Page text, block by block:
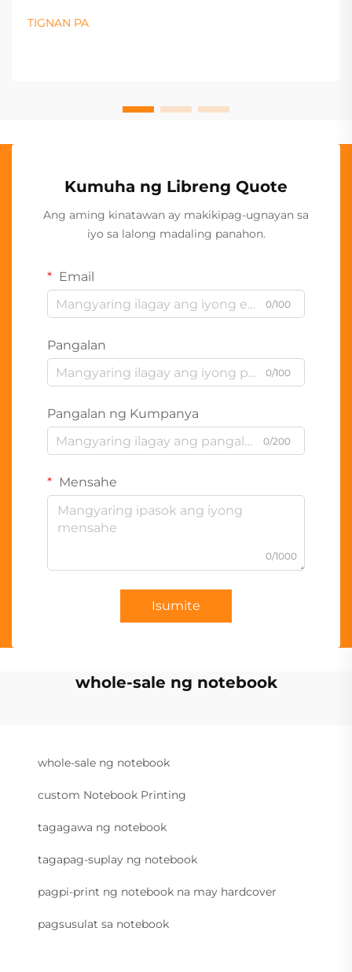
TIGNAN PA
Kumuha ng Libreng Quote
Ang aming kinatawan ay makikipag-ugnayan sa
iyo sa lalong madaling panahon.
Email
0/100
Pangalan
0/100
Pangalan ng Kumpanya
0/200
Mensahe
0/1000
Isumite
whole-sale ng notebook
whole-sale ng notebook
custom Notebook Printing
tagagawa ng notebook
tagapag-suplay ng notebook
pagpi-print ng notebook na may hardcover
pagsusulat sa notebook